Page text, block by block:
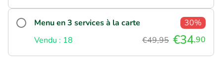
Menu en 3 services à la carte
30%
Vendu : 18
€49,95 €34,90